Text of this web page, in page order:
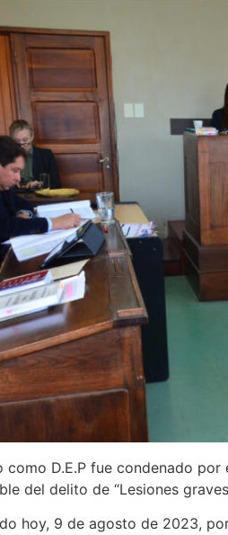
D.E.P fue condenado
del delito de “Lesiones
hoy, 9 de agosto de 2023,